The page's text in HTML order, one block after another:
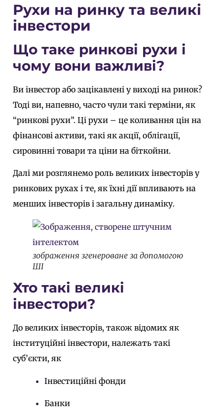
Рухи на ринку та великі
інвестори
Що таке ринкові рухи і
чому вони важливі?
Ви інвестор або зацікавлені у виході на ринок?
Тоді ви, напевно, часто чули такі терміни, як
“ринкові рухи”. Ці рухи – це коливання цін на
фінансові активи, такі як акції, облігації,
сировинні товари та ціни на біткойни.
Далі ми розглянемо роль великих інвесторів у
ринкових рухах і те, як їхні дії впливають на
менших інвесторів і загальну динаміку.
зображення згенероване за допомогою
ШІ
Хто такі великі
інвестори?
До великих інвесторів, також відомих як
інституційні інвестори, належать такі
суб’єкти, як
Інвестиційні фонди
Банки